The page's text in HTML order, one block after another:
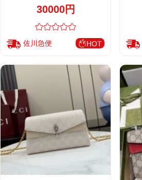
30000円
佐川急便 HOT